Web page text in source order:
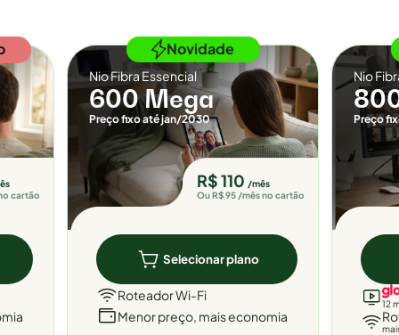
cartão
Novidade
Nio Fibra Essencial
600 Mega
Preço fixo até jan/2030
R$ 110 /mês
Ou R$ 95 /mês no cartão
Selecionar plano
Roteador Wi-Fi
Menor preço, mais economia
Nio
Preço
12